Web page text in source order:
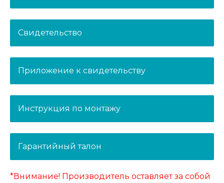
Свидетельство
Приложение к свидетельству
Инструкция по монтажу
Гарантийный талон
*Внимание! Производитель оставляет за собой